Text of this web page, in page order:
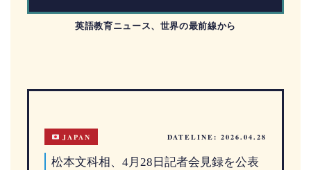
英語教育ニュース、世界の最前線から
JAPAN DATELINE: 2026.04.28
松本文科相、4月28日記者会見録を公表